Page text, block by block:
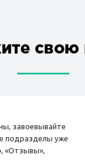
завоевывайте
подразделы уже
«Отзывы»,